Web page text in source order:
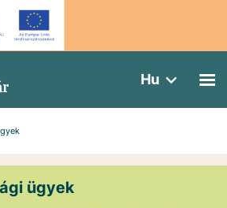
Hu
ügyek